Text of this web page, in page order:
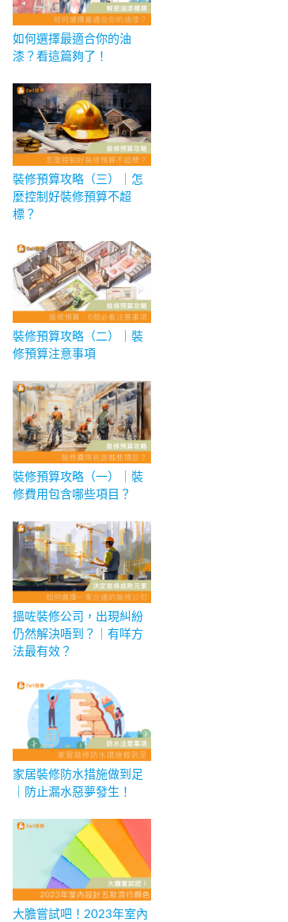
如何選擇最適合你的油
漆？看這篇夠了！
裝修預算攻略（三）｜怎
麼控制好裝修預算不超
標？
裝修預算攻略（二）｜裝
修預算注意事項
裝修預算攻略（一）｜裝
修費用包含哪些項目？
搵咗裝修公司，出現糾紛
仍然解決唔到？｜有咩方
法最有效？
家居裝修防水措施做到足
｜防止漏水惡夢發生！
大膽嘗試吧！2023年室內